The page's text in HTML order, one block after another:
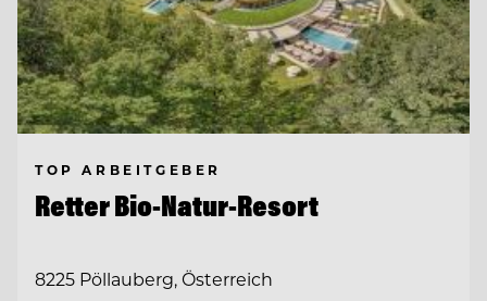
TOP ARBEITGEBER
Retter Bio-Natur-Resort
8225 Pöllauberg, Österreich